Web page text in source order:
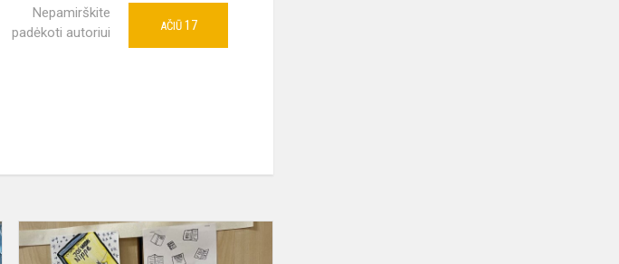
Nepamirškite
padėkoti autoriui
AČIŪ 17
Saulės
sistema